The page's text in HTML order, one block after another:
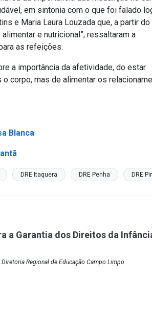
em sintonia com o que foi falado
e Maria Laura Louzada que, a partir do
e nutricional”, ressaltaram a
as refeições.
a importância da afetividade, do estar
corpo, mas de alimentar os
Blanca
DRE Itaquera DRE Penha DRE
a Garantia dos Direitos da
Regional de Educação Campo Limpo